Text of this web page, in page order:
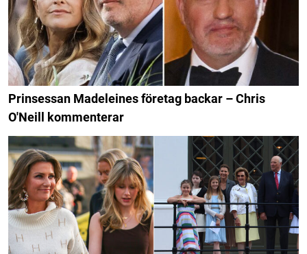
Prinsessan Madeleines företag backar – Chris
O'Neill kommenterar